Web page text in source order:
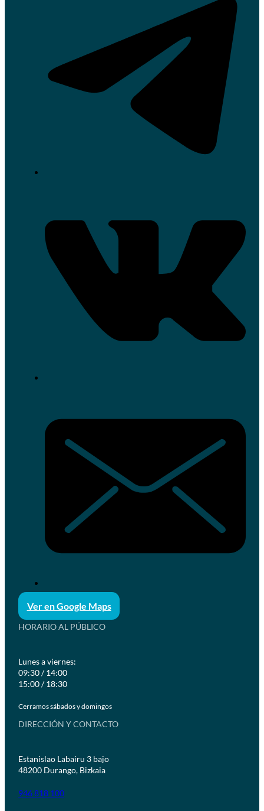
Ver en Google Maps
HORARIO AL PÚBLICO
Lunes a viernes:
09:30 / 14:00
15:00 / 18:30
Cerramos sábados y domingos
DIRECCIÓN Y CONTACTO
Estanislao Labairu 3 bajo
48200 Durango, Bizkaia
946 818 100